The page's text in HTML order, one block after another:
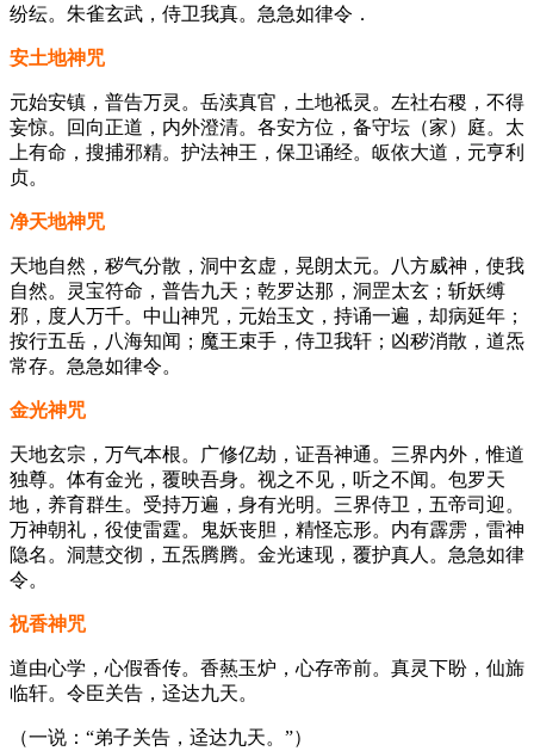
纷纭。朱雀玄武，侍卫我真。急急如律令．
安土地神咒
元始安镇，普告万灵。岳渎真官，土地祗灵。左社右稷，不得
妄惊。回向正道，内外澄清。各安方位，备守坛（家）庭。太
上有命，搜捕邪精。护法神王，保卫诵经。皈依大道，元亨利
贞。
净天地神咒
天地自然，秽气分散，洞中玄虚，晃朗太元。八方威神，使我
自然。灵宝符命，普告九天；乾罗达那，洞罡太玄；斩妖缚
邪，度人万千。中山神咒，元始玉文，持诵一遍，却病延年；
按行五岳，八海知闻；魔王束手，侍卫我轩；凶秽消散，道炁
常存。急急如律令。
金光神咒
天地玄宗，万气本根。广修亿劫，证吾神通。三界内外，惟道
独尊。体有金光，覆映吾身。视之不见，听之不闻。包罗天
地，养育群生。受持万遍，身有光明。三界侍卫，五帝司迎。
万神朝礼，役使雷霆。鬼妖丧胆，精怪忘形。内有霹雳，雷神
隐名。洞慧交彻，五炁腾腾。金光速现，覆护真人。急急如律
令。
祝香神咒
道由心学，心假香传。香爇玉炉，心存帝前。真灵下盼，仙旆
临轩。令臣关告，迳达九天。
（一说：“弟子关告，迳达九天。”）